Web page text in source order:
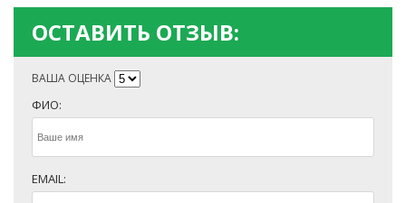
ОСТАВИТЬ ОТЗЫВ:
ВАША ОЦЕНКА
ФИО:
EMAIL: